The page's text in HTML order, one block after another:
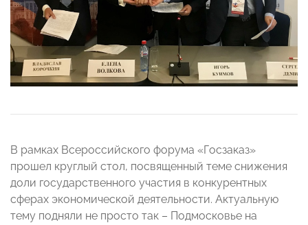
В рамках Всероссийского форума «Госзаказ»
прошел круглый стол, посвященный теме снижения
доли государственного участия в конкурентных
сферах экономической деятельности. Актуальную
тему подняли не просто так – Подмосковье на